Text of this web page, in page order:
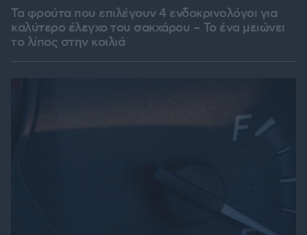
Τα φρούτα που επιλέγουν 4 ενδοκρινολόγοι για
καλύτερο έλεγχο του σακχάρου – Το ένα μειώνει
το λίπος στην κοιλιά